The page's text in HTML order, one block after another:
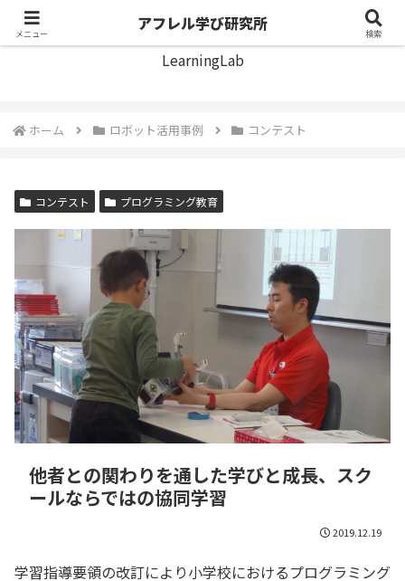
アフレル学び研究所
LearningLab
ホーム ロボット活用事例 コンテスト
コンテスト プログラミング教育
他者との関わりを通した学びと成長、スク
ールならではの協同学習
2019.12.19
学習指導要領の改訂により小学校におけるプログラミング
メニュー
アフレル学び研究所
検索